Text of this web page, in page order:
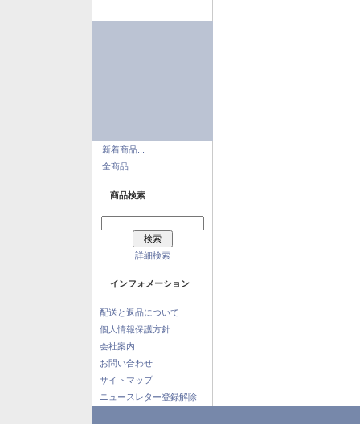
新着商品...
全商品...
商品検索
詳細検索
インフォメーション
配送と返品について
個人情報保護方針
会社案内
お問い合わせ
サイトマップ
ニュースレター登録解除